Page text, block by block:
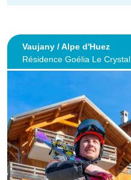
Vaujany / Alpe d'Huez
Résidence Goélia Le Crystal